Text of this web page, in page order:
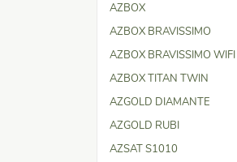
AZBOX
AZBOX BRAVISSIMO
AZBOX BRAVISSIMO WIFI
AZBOX TITAN TWIN
AZGOLD DIAMANTE
AZGOLD RUBI
AZSAT S1010